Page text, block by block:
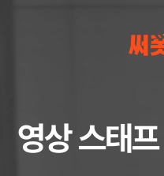
영상 스태